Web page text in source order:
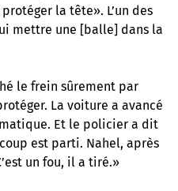
la tête». L’un des
mettre une [balle] dans la
le frein sûrement par
La voiture a avancé
Et le policier a dit
est parti. Nahel, après
un fou, il a tiré.»